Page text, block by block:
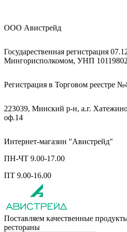
ООО Авистрейд
Государественная регистрация
Мингорисполкомом, УНП
Регистрация в Торговом реестре
223039, Минский р-н, а.г.
оф.14
Интернет-магазин "Авистрейд"
ПН-ЧТ 9.00-17.00
ПТ 9.00-16.00
Поставляем качественные
рестораны